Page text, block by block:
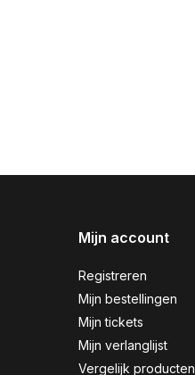
Mijn account
Registreren
Mijn bestellingen
Mijn tickets
Mijn verlanglijst
Vergelijk producten